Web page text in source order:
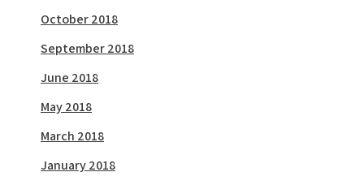
October 2018
September 2018
June 2018
May 2018
March 2018
January 2018